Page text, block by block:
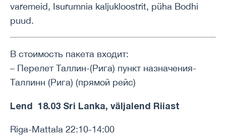
varemeid, Isurumnia kaljukloostrit, püha Bodhi
puud.
В стоимость пакета входит:
– Перелет Таллин-(Рига) пункт назначения-
Таллинн (Рига) (прямой рейс)
Lend 18.03 Sri Lanka, väljalend Riiast
Riga-Mattala 22:10-14:00